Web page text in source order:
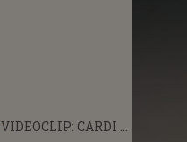
VIDEOCLIP: CARDI B